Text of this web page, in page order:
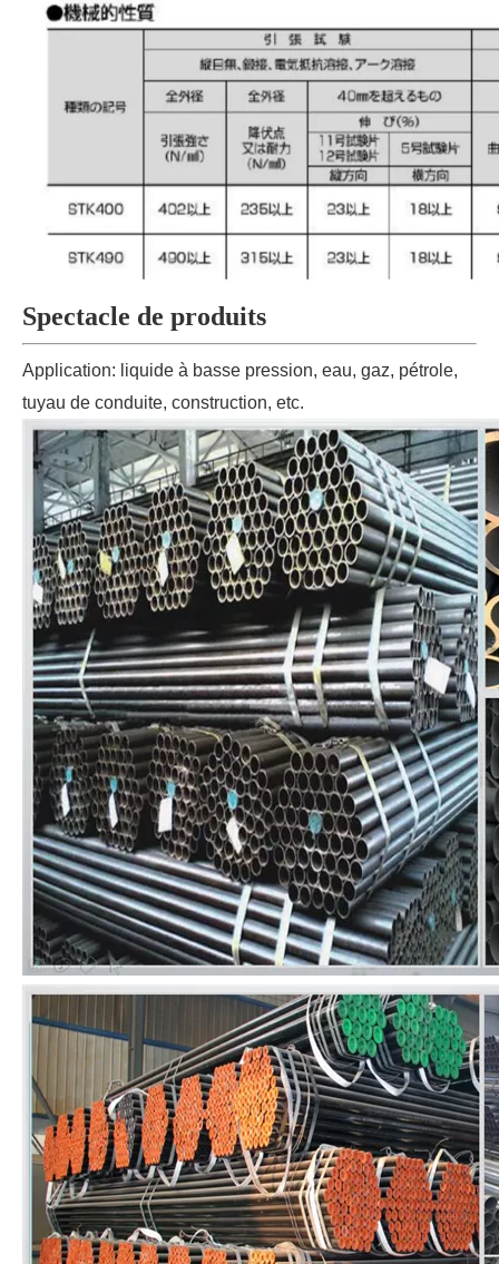
Spectacle de produits
Application: liquide à basse pression, eau, gaz, pétrole,
tuyau de conduite, construction, etc.